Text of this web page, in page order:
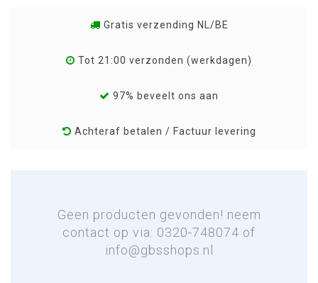
Gratis verzending NL/BE
Tot 21:00 verzonden (werkdagen)
97% beveelt ons aan
Achteraf betalen / Factuur levering
Geen producten gevonden! neem
contact op via: 0320-748074 of
info@gbsshops.nl